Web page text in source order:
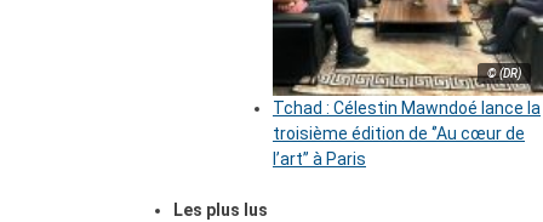
© (DR)
Tchad : Célestin Mawndoé lance la
troisième édition de ‘’Au cœur de
l’art’’ à Paris
Les plus lus